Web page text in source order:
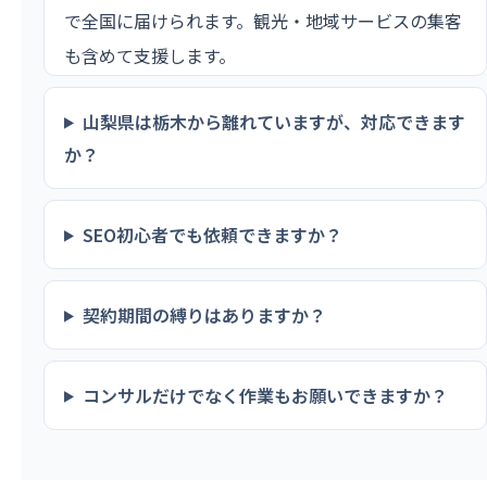
で全国に届けられます。観光・地域サービスの集客
も含めて支援します。
山梨県は栃木から離れていますが、対応できます
か？
SEO初心者でも依頼できますか？
契約期間の縛りはありますか？
コンサルだけでなく作業もお願いできますか？